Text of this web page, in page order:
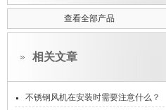
查看全部产品
相关文章
不锈钢风机在安装时需要注意什么？